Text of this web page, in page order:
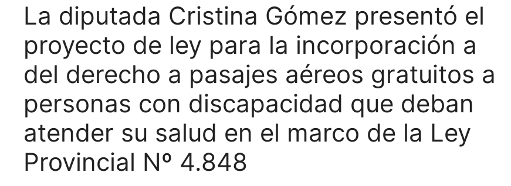
La diputada Cristina Gómez presentó el
proyecto de ley para la incorporación a
del derecho a pasajes aéreos gratuitos a
personas con discapacidad que deban
atender su salud en el marco de la Ley
Provincial Nº 4.848